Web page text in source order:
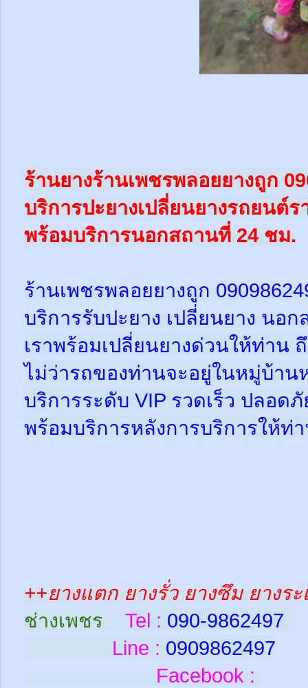
ร้านยางร้านเพชรพลอยยางถูก
บริการปะยางเปลี่ยนยางรถยนต์
พร้อมบริการนอกสถานที่ 24 ชม.
ร้านเพชรพลอยยางถูก
บริการรับปะยาง เปลี่ยนยาง นอ
เราพร้อมเปลี่ยนยางด่วนให้ท่าน
ไม่ว่ารถของท่านจะอยู่ในหมู่บ้าน
บริการระดับ VIP รวดเร็ว ปลอด
พร้อมบริการหลังการบริการให้ท่
++ยางแตก ยางรั่ว ยางซึม ยางร
ช่างเพชร
Tel : 090-9862497
Line : 0909862497
Facebook :